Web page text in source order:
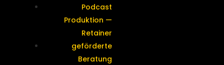
Podcast
Produktion —
Retainer
geförderte
Beratung